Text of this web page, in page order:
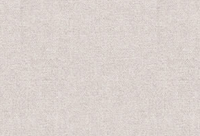
会員販売価格